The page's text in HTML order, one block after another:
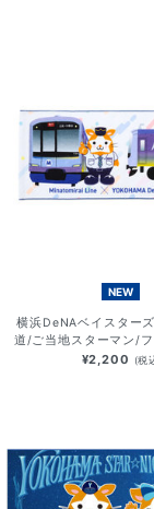
NEW
横浜DeNAベイスター
道/ご当地スターマン/
¥2,200 (税